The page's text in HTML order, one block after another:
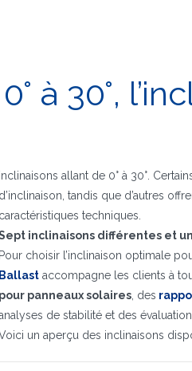
à 30°,
inclinaisons allant de 0° à 30°.
d’inclinaison, tandis que d’autres
caractéristiques techniques.
inclinaisons différentes et
Pour choisir l’inclinaison optimale
Ballast accompagne les clients à
pour panneaux solaires , des
de stabilité et des
un aperçu des inclinaisons